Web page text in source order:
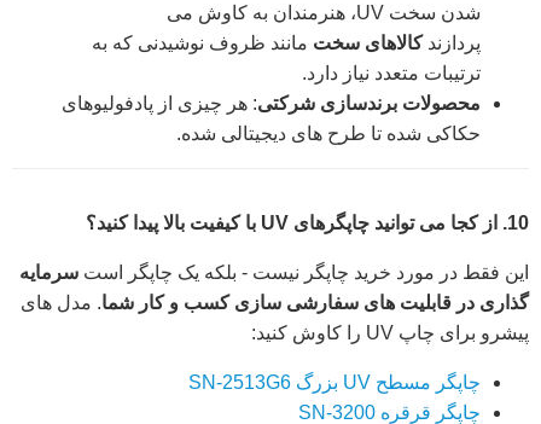
شدن سخت UV، هنرمندان به کاوش می
پردازندکالاهای سخت مانند ظروف نوشیدنی که به
ترتیبات متعدد نیاز دارد.
محصولات برندسازی شرکتی: هر چیزی از پادفولیوهای
حکاکی شده تا طرح های دیجیتالی شده.
10. از کجا می توانید چاپگرهای UV با کیفیت بالا پیدا کنید؟
این فقط در مورد خرید چاپگر نیست - بلکه یک چاپگر است سرمایه
گذاری در قابلیت های سفارشی سازی کسب و کار شما. مدل های
پیشرو برای چاپ UV را کاوش کنید:
چاپگر مسطح UV بزرگ SN-2513G6
چاپگر قرقره SN-3200